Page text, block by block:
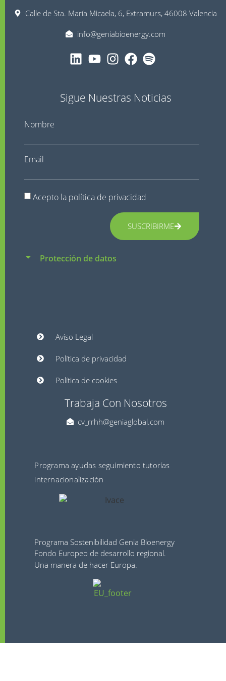
Calle de Sta. María Micaela, 6, Extramurs, 46008 Valencia
info@geniabioenergy.com
Sigue Nuestras Noticias
Nombre
Email
Acepto la política de privacidad
SUSCRIBIRME
Protección de datos
Aviso Legal
Política de privacidad
Política de cookies
Trabaja Con Nosotros
cv_rrhh@geniaglobal.com
Programa ayudas seguimiento tutorías
internacionalización
Programa Sostenibilidad Genia Bioenergy
Fondo Europeo de desarrollo regional.
Una manera de hacer Europa.